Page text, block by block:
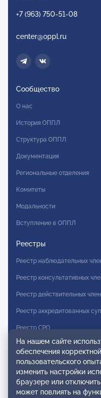
+7 (963) 750-51-08
center@oppl.ru
Сообщество
О нас
История ОППЛ
Структура ОППЛ
Документация
Региональные отделения
Комитеты
Модальности
Вступление в ОППЛ
Реестры
Реестр наблюдательных
Реестр консультативных
Реестр действительных
Реестр аккредитованных
Реестр СРО
Сертификация
Сертификация тренеров и
Экспертиза и регистрация
На нашем сайте
обеспечения
пользовательского
изменить настройки
браузере или
может повлиять на